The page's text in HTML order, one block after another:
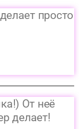
просто
От неё
делает!